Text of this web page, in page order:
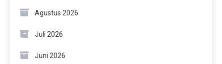
Agustus 2026
Juli 2026
Juni 2026